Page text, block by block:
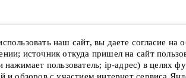
наш сайт, вы даете согласие на
источник откуда пришел на сайт
нажимает пользователь; ip-адрес) в целях